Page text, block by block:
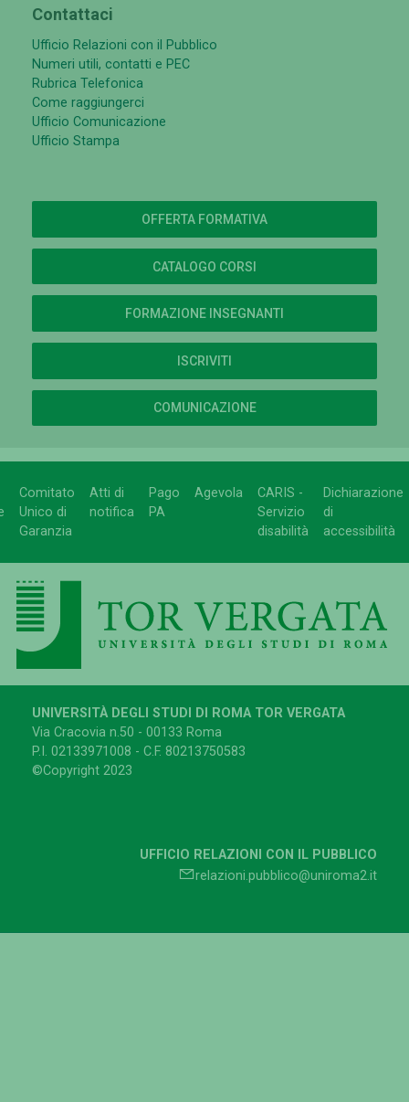
Contattaci
Ufficio Relazioni con il Pubblico
Numeri utili, contatti e PEC
Rubrica Telefonica
Come raggiungerci
Ufficio Comunicazione
Ufficio Stampa
OFFERTA FORMATIVA
CATALOGO CORSI
FORMAZIONE INSEGNANTI
ISCRIVITI
COMUNICAZIONE
Comitato
Unico di
Garanzia
Atti di
notifica
Pago
PA
Agevola
CARIS -
Servizio
disabilità
Dichiarazione
di
accessibilità
UNIVERSITÀ DEGLI STUDI DI ROMA TOR VERGATA
Via Cracovia n.50 - 00133 Roma
P.I. 02133971008 - C.F. 80213750583
©Copyright 2023
UFFICIO RELAZIONI CON IL PUBBLICO
relazioni.pubblico@uniroma2.it